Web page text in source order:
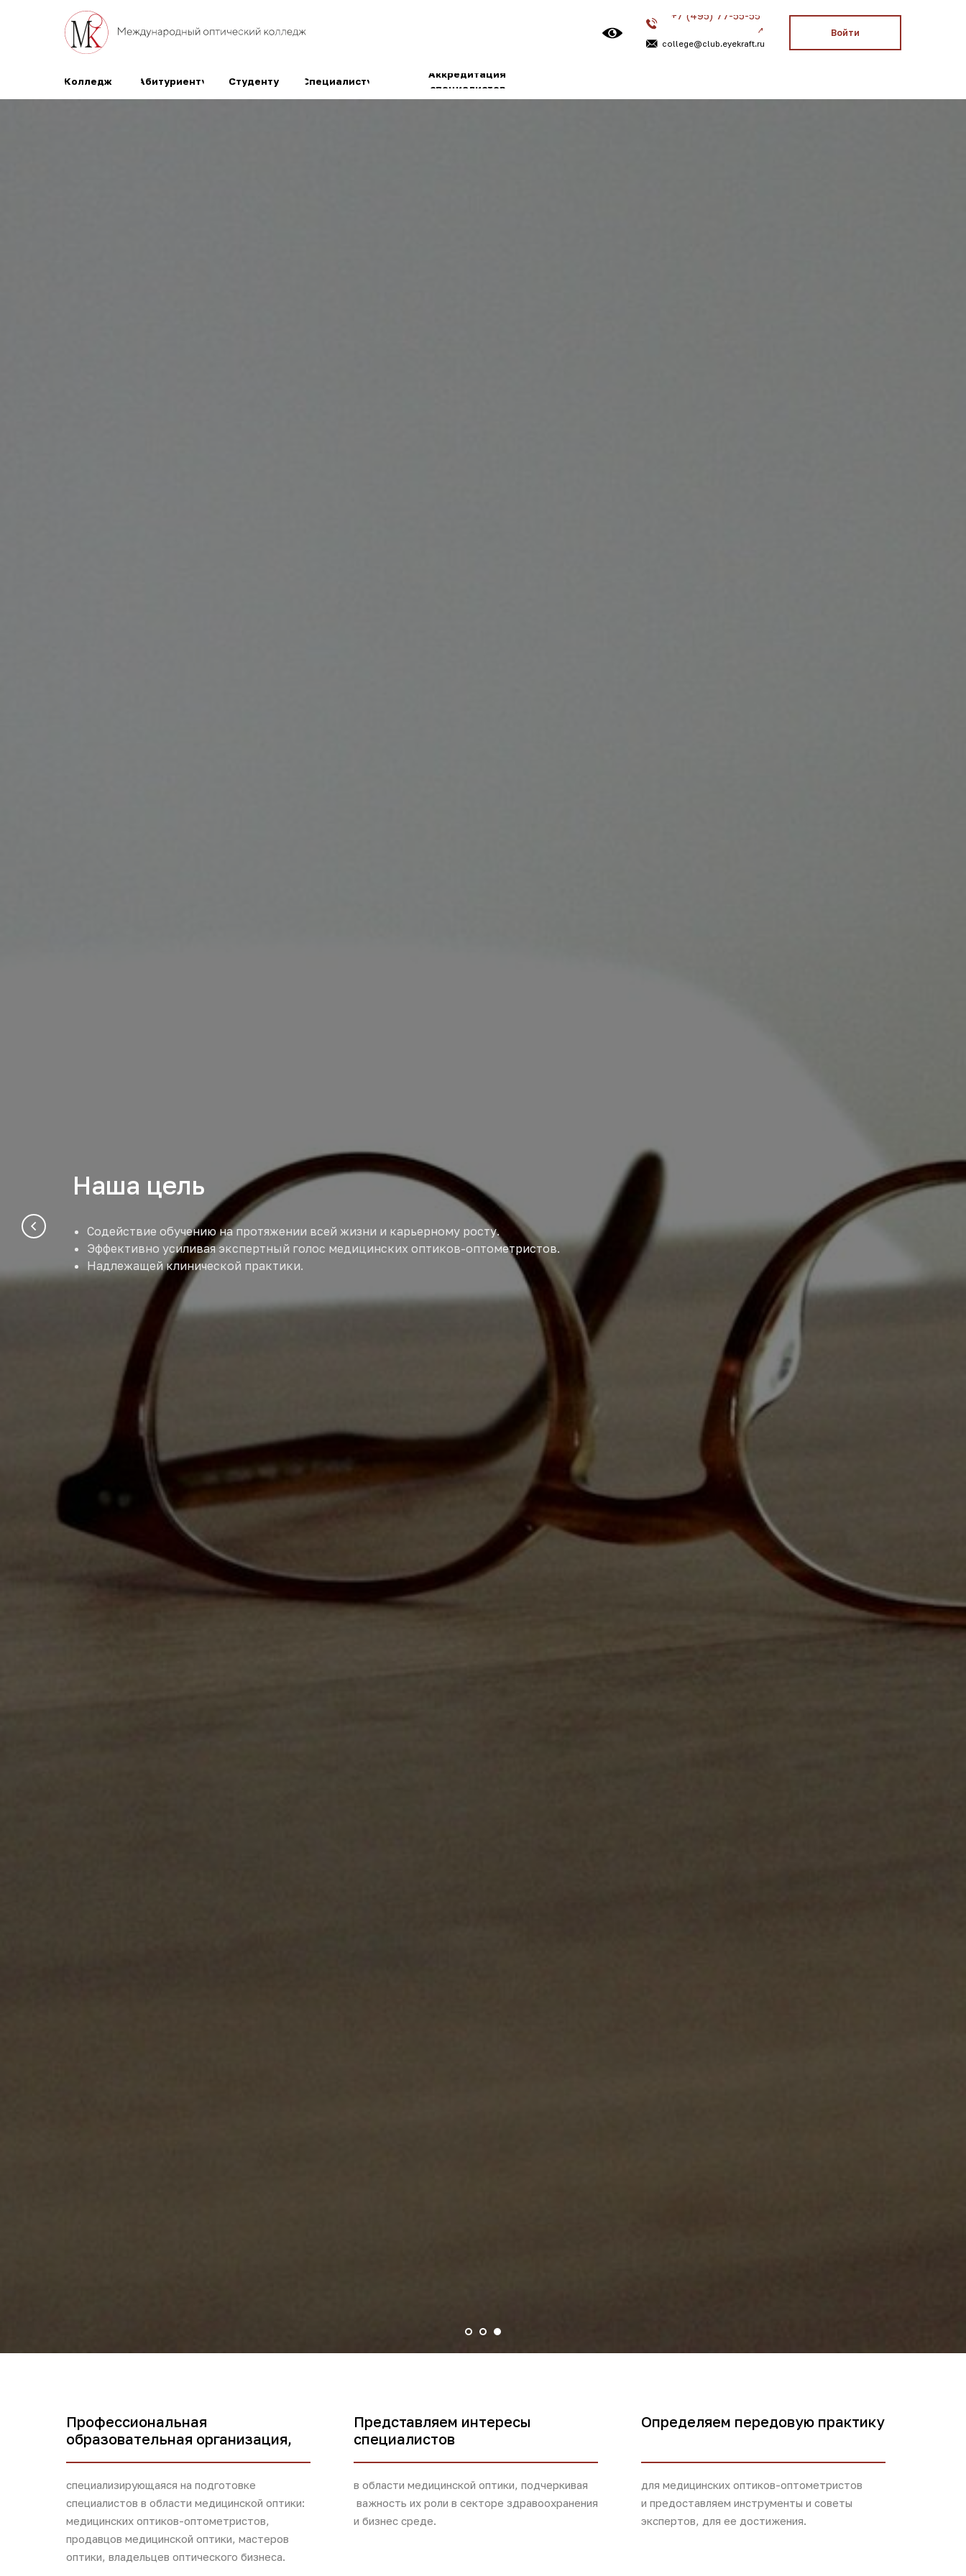
+7 (495) 77-55-55-
college@club.eyekraft.ru
Войти
специалистов
Наша цель
Содействие обучению на протяжении всей жизни и карьерному росту.
Эффективно усиливая экспертный голос медицинских оптиков-оптометристов.
Надлежащей клинической практики.
Профессиональная
образовательная организация,
специализирующаяся на подготовке
специалистов в области медицинской оптики:
медицинских оптиков-оптометристов,
продавцов медицинской оптики, мастеров
оптики, владельцев оптического бизнеса.
Представляем интересы
специалистов
в области медицинской оптики, подчеркивая
важность их роли в секторе здравоохранения
и бизнес среде.
Определяем передовую практику
для медицинских оптиков-оптометристов
и предоставляем инструменты и советы
экспертов, для ее достижения.